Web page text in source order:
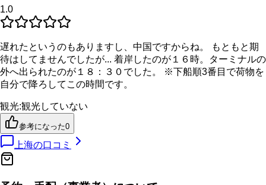
1.0
遅れたというのもありますし、中国ですからね。 もともと期
待はしてませんでしたが... 着岸したのが１６時。ターミナルの
外へ出られたのが１８：３０でした。 ※下船順3番目で荷物を
自分で降ろしてこの時間です。
観光:観光していない
参考になった0
上海の口コミ